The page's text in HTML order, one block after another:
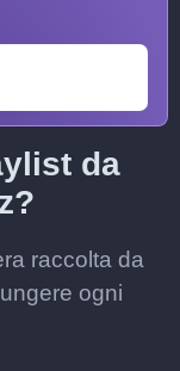
da
raccolta da
ogni